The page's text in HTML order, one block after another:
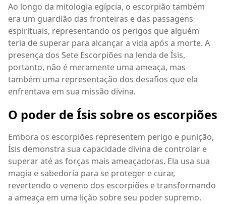
Ao longo da mitologia egípcia, o escorpião também
era um guardião das fronteiras e das passagens
espirituais, representando os perigos que alguém
teria de superar para alcançar a vida após a morte. A
presença dos Sete Escorpiões na lenda de Ísis,
portanto, não é meramente uma ameaça, mas
também uma representação dos desafios que ela
enfrentava em sua missão divina.
O poder de Ísis sobre os escorpiões
Embora os escorpiões representem perigo e punição,
Ísis demonstra sua capacidade divina de controlar e
superar até as forças mais ameaçadoras. Ela usa sua
magia e sabedoria para se proteger e curar,
revertendo o veneno dos escorpiões e transformando
a ameaça em uma lição sobre seu poder supremo.